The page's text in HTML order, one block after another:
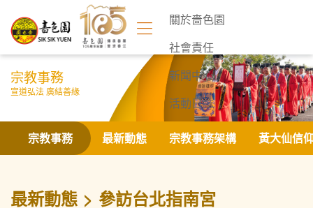
關於嗇色園
社會責任
新聞中心
活動日誌
聯絡我們
宗教事務
宣道弘法 廣結善緣
宗教事務 最新動態 宗教事務架構 黃大仙信
最新動態 參訪台北指南宮